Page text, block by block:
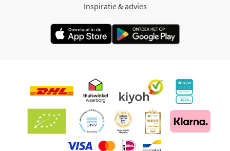
Inspiratie & advies